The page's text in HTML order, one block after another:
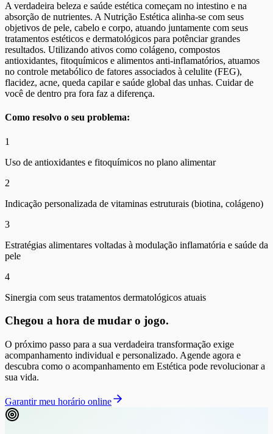
A verdadeira beleza e saúde estética começam no intestino e na
absorção de nutrientes. A Nutrição Estética alinha-se com seus
objetivos de pele, cabelo e corpo, atuando juntamente com seus
tratamentos estéticos e dermatológicos para potênciar grandes
resultados. Utilizando ativos como colágeno, compostos
antioxidantes, fitoquímicos e alimentos anti-inflamatórios, atuamos
no controle metabólico de fatores associados à celulite (FEG),
flacidez, acne, queda capilar e saúde global das unhas. Cuidar de
você de dentro pra fora faz a diferença.
Como resolvo o seu problema:
1
Uso de antioxidantes e fitoquímicos no plano alimentar
2
Indicação personalizada de vitaminas estruturais (biotina, colágeno)
3
Estratégias alimentares voltadas à modulação inflamatória e saúde da
pele
4
Sinergia com seus tratamentos dermatológicos atuais
Chegou a hora de mudar o jogo.
O próximo passo para a sua verdadeira transformação exige
acompanhamento individual e personalizado. Agende agora e
descubra como o acompanhamento em Estética pode revolucionar a
sua vida.
Garantir meu horário online